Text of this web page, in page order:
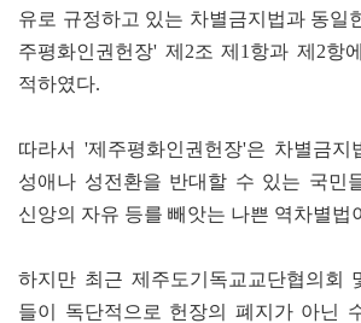
유로 규정하고 있는 차별금지법과 동일
주평화인권헌장' 제2조 제1항과 제2항
적하였다.
따라서 '제주평화인권헌장'은 차별금지
성애나 성전환을 반대할 수 있는 국민
신앙의 자유 등를 빼앗는 나쁜 역차별법
하지만 최근 제주도기독교교단협의회
들이 독단적으로 헌장의 폐지가 아닌